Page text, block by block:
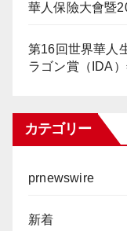
華人保險大會暨
第16回世界華人
ラゴン賞（IDA
カテゴリー
prnewswire
新着